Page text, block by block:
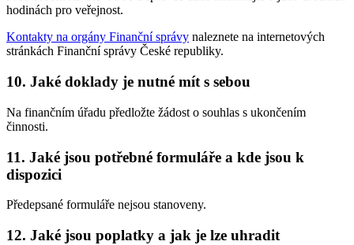
hodinách pro veřejnost.
Kontakty na orgány Finanční správy naleznete na internetových
stránkách Finanční správy České republiky.
10. Jaké doklady je nutné mít s sebou
Na finančním úřadu předložte žádost o souhlas s ukončením
činnosti.
11. Jaké jsou potřebné formuláře a kde jsou k
dispozici
Předepsané formuláře nejsou stanoveny.
12. Jaké jsou poplatky a jak je lze uhradit